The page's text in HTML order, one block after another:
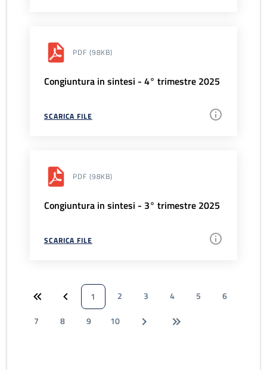
PDF (98KB)
Congiuntura in sintesi - 4° trimestre 2025
SCARICA FILE
PDF (98KB)
Congiuntura in sintesi - 3° trimestre 2025
SCARICA FILE
1 2 3 4 5
6
7
8 9 10